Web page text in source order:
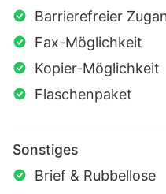
Barrierefreier
Fax-Möglichkeit
Kopier-Möglichkeit
Flaschenpaket
Sonstiges
Brief & Rubbellose